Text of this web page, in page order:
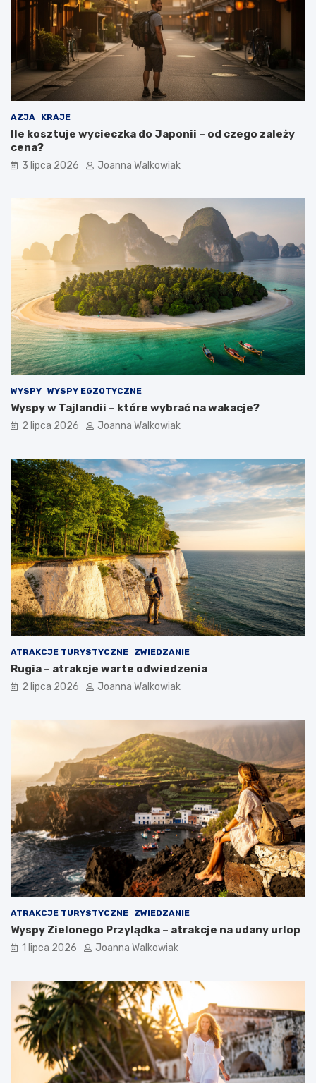
AZJA KRAJE
Ile kosztuje wycieczka do Japonii – od czego zależy
cena?
3 lipca 2026 Joanna Walkowiak
WYSPY WYSPY EGZOTYCZNE
Wyspy w Tajlandii – które wybrać na wakacje?
2 lipca 2026 Joanna Walkowiak
ATRAKCJE TURYSTYCZNE ZWIEDZANIE
Rugia – atrakcje warte odwiedzenia
2 lipca 2026 Joanna Walkowiak
ATRAKCJE TURYSTYCZNE ZWIEDZANIE
Wyspy Zielonego Przylądka – atrakcje na udany urlop
1 lipca 2026 Joanna Walkowiak